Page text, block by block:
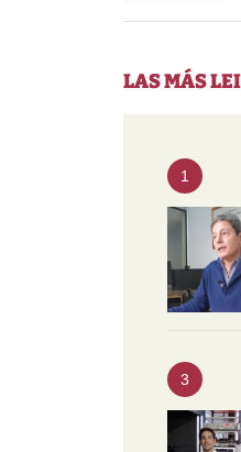
LAS MÁS
1
3